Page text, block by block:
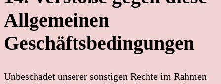
Allgemeinen
Geschäftsbedingungen
Unbeschadet unserer sonstigen Rechte im Rahmen